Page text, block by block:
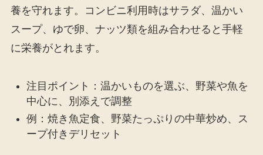
養を守れます。コンビニ利用時はサラダ、温かい
スープ、ゆで卵、ナッツ類を組み合わせると手軽
に栄養がとれます。
注目ポイント：温かいものを選ぶ、野菜や魚を
中心に、別添えで調整
例：焼き魚定食、野菜たっぷりの中華炒め、ス
ープ付きデリセット